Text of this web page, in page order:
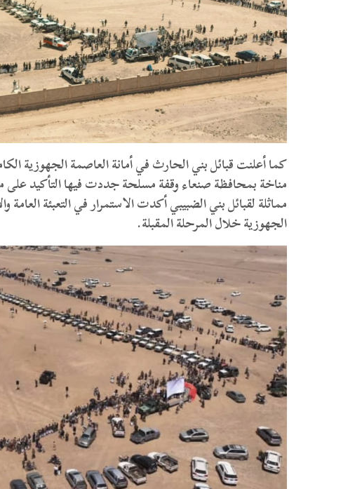
كما أعلنت قبائل بني الحارث في أمانة العاصمة الجهوزية
مناخة بمحافظة صنعاء وقفة مسلحة جددت فيها التأكيد
مماثلة لقبائل بني الضبيبي أكدت الاستمرار في التعبئة
الجهوزية خلال المرحلة المقبلة.